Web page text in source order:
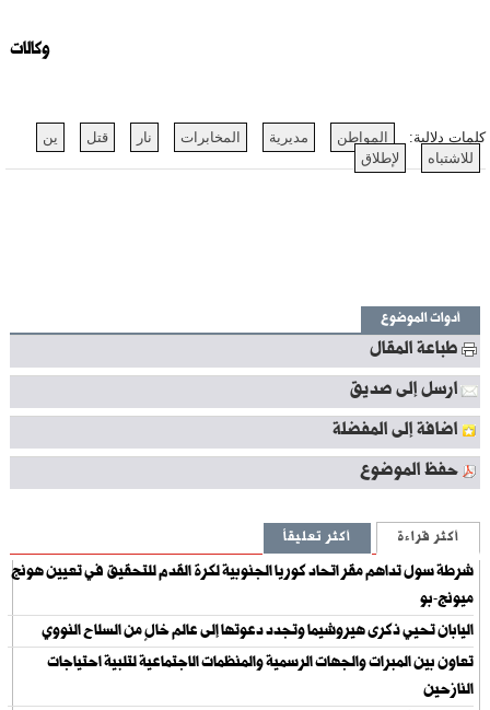
وكالات
كلمات دلالية: المواطن مديرية المخابرات نار قتل
ين
للاشتباه
لإطلاق
أدوات الموضوع
طباعة المقال
ارسل إلى صديق
اضافة إلى المفضلة
حفظ الموضوع
أكثر قراءة أكثر تعليقاً
شرطة سول تداهم مقر اتحاد كوريا الجنوبية لكرة القدم للتحقيق في تعيين هونج
ميونج-بو
اليابان تحيي ذكرى هيروشيما وتجدد دعوتها إلى عالم خالٍ من السلاح النووي
تعاون بين المبرات والجهات الرسمية والمنظمات الاجتماعية لتلبية احتياجات
النازحين